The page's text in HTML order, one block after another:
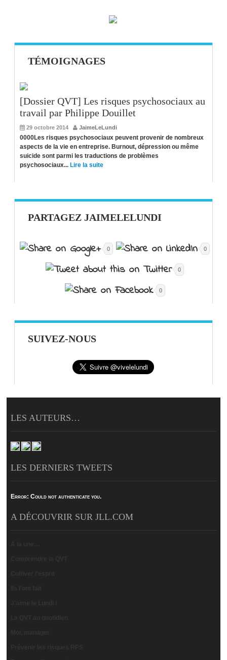
TÉMOIGNAGES
[Dossier QVT] Les risques psychosociaux au
travail par Philippe Douillet
29 octobre 2014 JaimeLeLundi
0000Les risques psychosociaux peuvent provenir de nombreux
aspects de la vie en entreprise. Burnout, dépression ou même
suicide sont parmi les traductions de problèmes
psychosociaux... Lire la suite
PARTAGEZ JAIMELELUNDI
0 0
0
0
SUIVEZ-NOUS
LES AUTEURS…
LES DERNIERS TWEETS
Error: Could not authenticate you.
A DÉCOUVRIR SUR JLL.COM